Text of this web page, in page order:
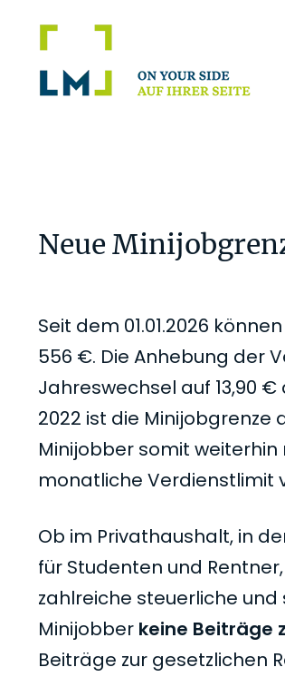
Hauptnavigation
Seitenspalte
Fußzeile
Neue
Seit dem 01.01.2026
556 €. Die Anhebung der
Jahreswechsel auf 13,90
2022 ist die
Minijobber somit weiterhin
monatliche Verdienstlimit
Ob im Privathaushalt, in
für Studenten und
zahlreiche steuerliche
Minijobber keine Beiträge
Beiträge zur gesetzlichen